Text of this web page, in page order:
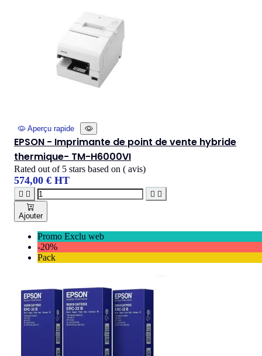
Aperçu rapide
EPSON - Imprimante de point de vente hybride
thermique- TM-H6000VI
Rated out of 5 stars based on ( avis)
574,00 € HT
   
Ajouter
Promo Exclu web
-20%
Pack